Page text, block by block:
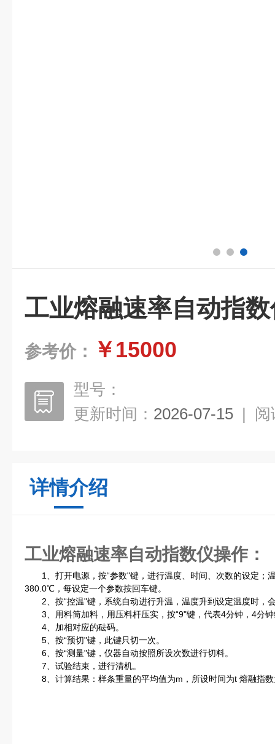
工业熔融速率自动指
参考价： ￥15000
型号：
更新时间： 2026-07-15 | 阅
详情介绍
工业熔融速率自动指数仪操作：
1、打开电源，按“参数"键，进行温度、时间、次数的设定；
380.0℃，每设定一个参数按回车键。
2、按“控温"键，系统自动进行升温，温度升到设定温度时，
3、用料筒加料，用压料杆压实，按“9"键，代表4分钟，4分钟
4、加相对应的砝码。
5、按“预切"键，此键只切一次。
6、按“测量"键，仪器自动按照所设次数进行切料。
7、试验结束，进行清机。
8、计算结果：样条重量的平均值为m，所设时间为t 熔融指数